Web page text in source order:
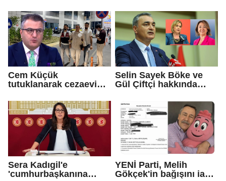
Çetinkaya Başkan
Vekili seçildi
Cem Küçük
tutuklanarak cezaevine
Selin Sayek Böke ve
Gül Çiftçi hakkında
başlatılacak
Sera Kadıgil'e
'cumhurbaşkanına
YENİ Parti, Melih
Gökçek'in bağışını iade